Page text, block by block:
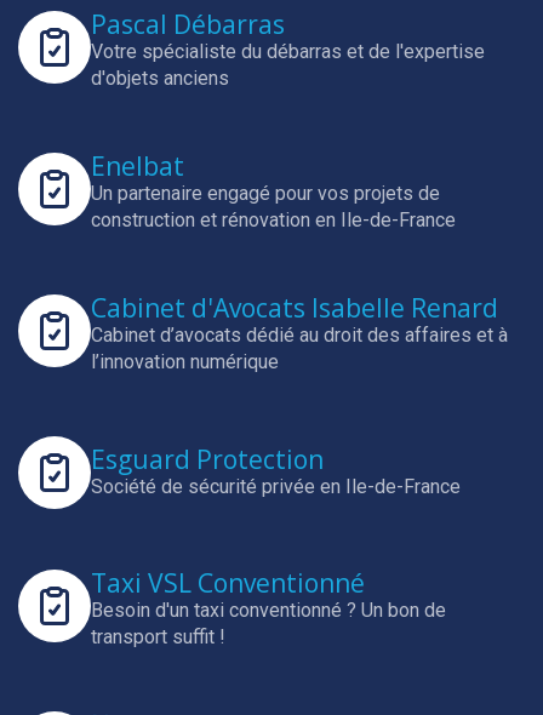
Pascal Débarras
Votre spécialiste du débarras et de l'expertise
d'objets anciens
Enelbat
Un partenaire engagé pour vos projets de
construction et rénovation en Ile-de-France
Cabinet d'Avocats Isabelle Renard
Cabinet d’avocats dédié au droit des affaires et à
l’innovation numérique
Esguard Protection
Société de sécurité privée en Ile-de-France
Taxi VSL Conventionné
Besoin d'un taxi conventionné ? Un bon de
transport suffit !